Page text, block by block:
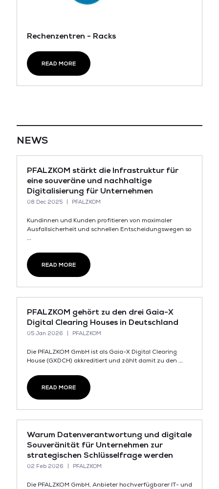
Rechenzentren - Racks
READ MORE
NEWS
PFALZKOM stärkt die Infrastruktur für
eine souveräne und nachhaltige
Digitalisierung für Unternehmen
08 Dec 2025 PFALZKOM
Kundinnen und Kunden profitieren von maximaler
Ausfallsicherheit und schnellen Entscheidungswegen so
...
READ MORE
PFALZKOM gehört zu den drei Gaia-X
Digital Clearing Houses in Deutschland
05 Jan 2026 PFALZKOM
Die PFALZKOM GmbH ist als Gaia-X Digital Clearing
House (GXDCH) akkreditiert und zählt damit zu den ...
READ MORE
Warum Datenverantwortung und digitale
Souveränität für Unternehmen zur
strategischen Schlüsselfrage werden
02 Feb 2026 PFALZKOM
Die PFALZKOM GmbH, Anbieter hochverfügbarer IT- und